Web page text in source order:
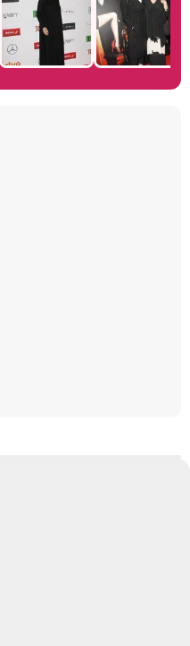
Manu Baqueiro: "Tuve como referente a Bruce Willis en 'Luz de Luna' para mi trabajo en la serie 'Perdiendo el juicio'"